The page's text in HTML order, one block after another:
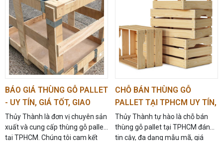
Lắng nghe và đáp ứng các yêu cầu đặc biệt của
khách hàng để đảm bảo sự hài lòng và tin tưởng.
>>>> Xem thêm:Thùng gỗ đóng hàng Bình
Nhu cầu sử dụng thùng gỗ đóng
hàng hiện nay ở TPHCM
BÁO GIÁ THÙNG GỖ PALLET
- UY TÍN, GIÁ TỐT, GIAO
NHANH - 0967.974.166
Thủy Thành là đơn vị chuyên sản
xuất và cung cấp thùng gỗ pallet
tại TPHCM. Chúng tôi cam kết
CHỖ BÁN THÙNG GỖ
PALLET TẠI TPHCM UY TÍN,
GIÁ RẺ - 0967.974.166
Thủy Thành tự hào là chỗ bán
thùng gỗ pallet tại TPHCM đáng
tin cậy, đa dạng mẫu mã, giá